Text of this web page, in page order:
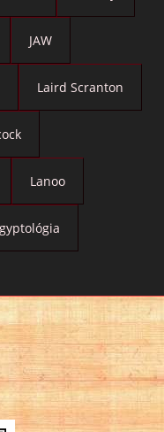
JAW
Laird Scranton
Lanoo